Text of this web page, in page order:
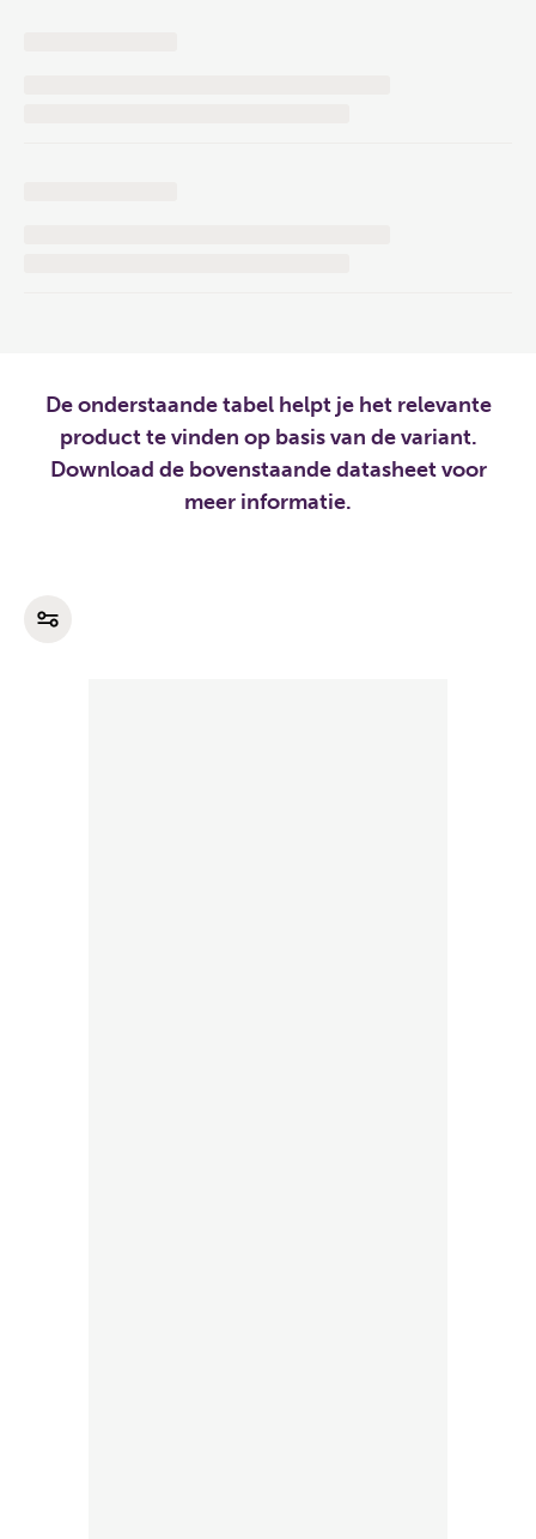
De onderstaande tabel helpt je het relevante
product te vinden op basis van de variant.
Download de bovenstaande datasheet voor
meer informatie.